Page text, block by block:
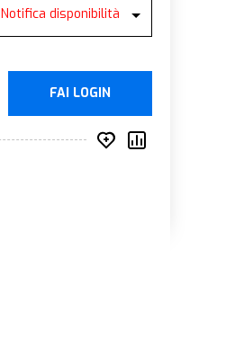
Notifica disponibilità
FAI LOGIN
Inserisci nei